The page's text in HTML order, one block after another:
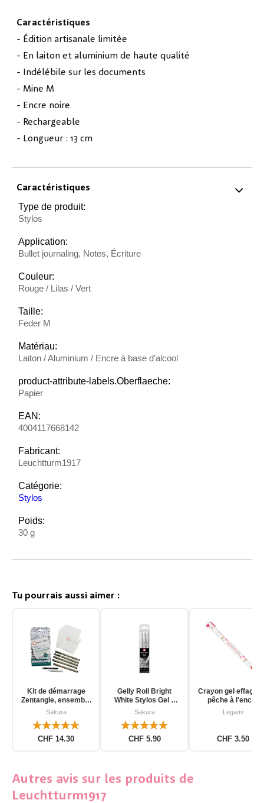
Caractéristiques
- Édition artisanale limitée
- En laiton et aluminium de haute qualité
- Indélébile sur les documents
- Mine M
- Encre noire
- Rechargeable
- Longueur : 13 cm
Caractéristiques
Type de produit:
Stylos
Application:
Bullet journaling, Notes, Écriture
Couleur:
Rouge / Lilas / Vert
Taille:
Feder M
Matériau:
Laiton / Aluminium / Encre à base d'alcool
product-attribute-labels.Oberflaeche:
Papier
EAN:
4004117668142
Fabricant:
Leuchtturm1917
Catégorie:
Stylos
Poids:
30 g
Tu pourrais aussi aimer :
Kit de démarrage
Zentangle, ensemble
d'outils pour
Sakura
CHF 14.30
Gelly Roll Bright
White Stylos Gel 3
pièces
Sakura
CHF 5.90
Crayon gel
pêche à l'encre
d'unicorn
Legami
CHF 3.50
Autres avis sur les produits de
Leuchtturm1917